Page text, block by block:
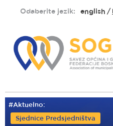
sadržaj
Odaberite jezik: english
#Aktuelno:
Sjednice Predsjedništva